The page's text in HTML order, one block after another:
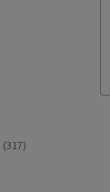
(317)